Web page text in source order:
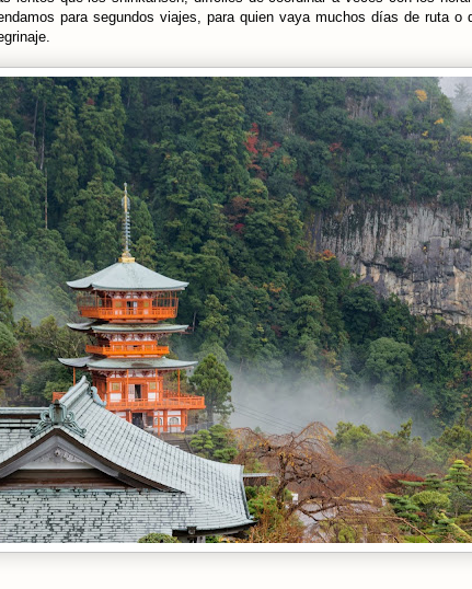
para segundos viajes, para quien vaya muchos días de ruta